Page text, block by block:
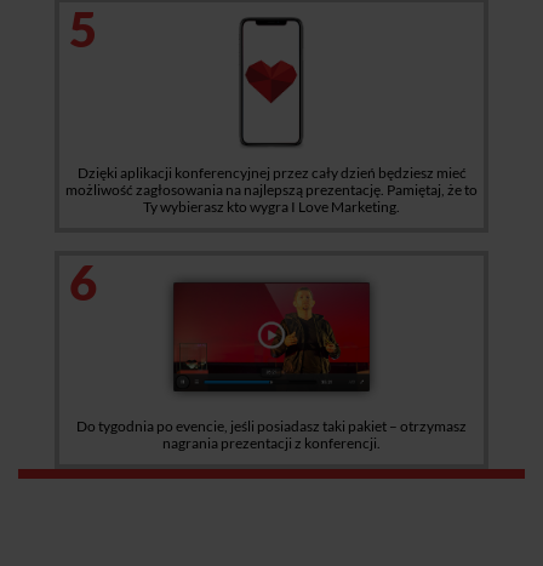
5
Dzięki aplikacji konferencyjnej przez cały dzień będziesz mieć
możliwość zagłosowania na najlepszą prezentację. Pamiętaj, że to
Ty wybierasz kto wygra I Love Marketing.
6
Do tygodnia po evencie, jeśli posiadasz taki pakiet – otrzymasz
nagrania prezentacji z konferencji.